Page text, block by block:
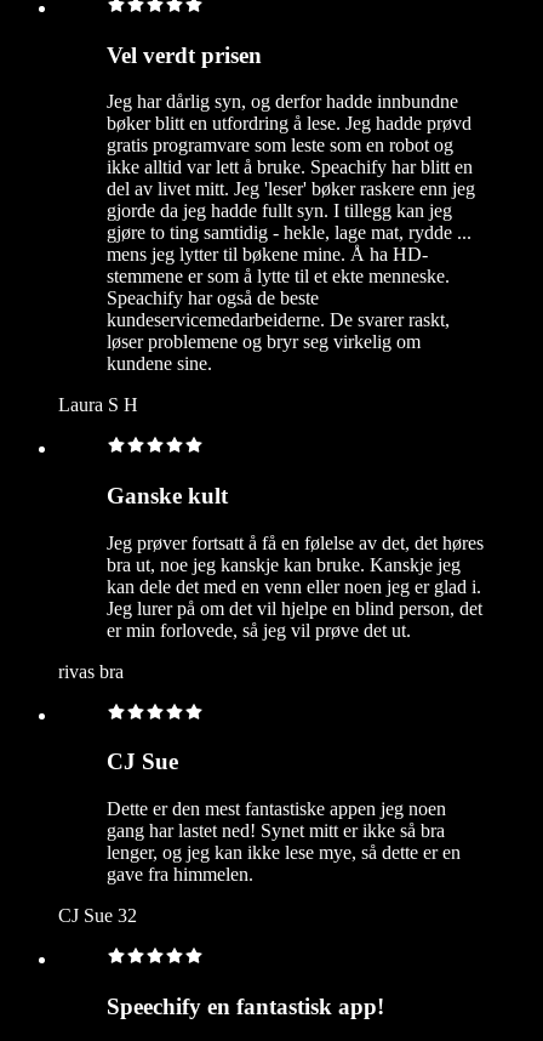
Vel verdt prisen
Jeg har dårlig syn, og derfor hadde innbundne
bøker blitt en utfordring å lese. Jeg hadde prøvd
gratis programvare som leste som en robot og
ikke alltid var lett å bruke. Speachify har blitt en
del av livet mitt. Jeg 'leser' bøker raskere enn jeg
gjorde da jeg hadde fullt syn. I tillegg kan jeg
gjøre to ting samtidig - hekle, lage mat, rydde ...
mens jeg lytter til bøkene mine. Å ha HD-
stemmene er som å lytte til et ekte menneske.
Speachify har også de beste
kundeservicemedarbeiderne. De svarer raskt,
løser problemene og bryr seg virkelig om
kundene sine.
Laura S H
Ganske kult
Jeg prøver fortsatt å få en følelse av det, det høres
bra ut, noe jeg kanskje kan bruke. Kanskje jeg
kan dele det med en venn eller noen jeg er glad i.
Jeg lurer på om det vil hjelpe en blind person, det
er min forlovede, så jeg vil prøve det ut.
rivas bra
CJ Sue
Dette er den mest fantastiske appen jeg noen
gang har lastet ned! Synet mitt er ikke så bra
lenger, og jeg kan ikke lese mye, så dette er en
gave fra himmelen.
CJ Sue 32
Speechify en fantastisk app!